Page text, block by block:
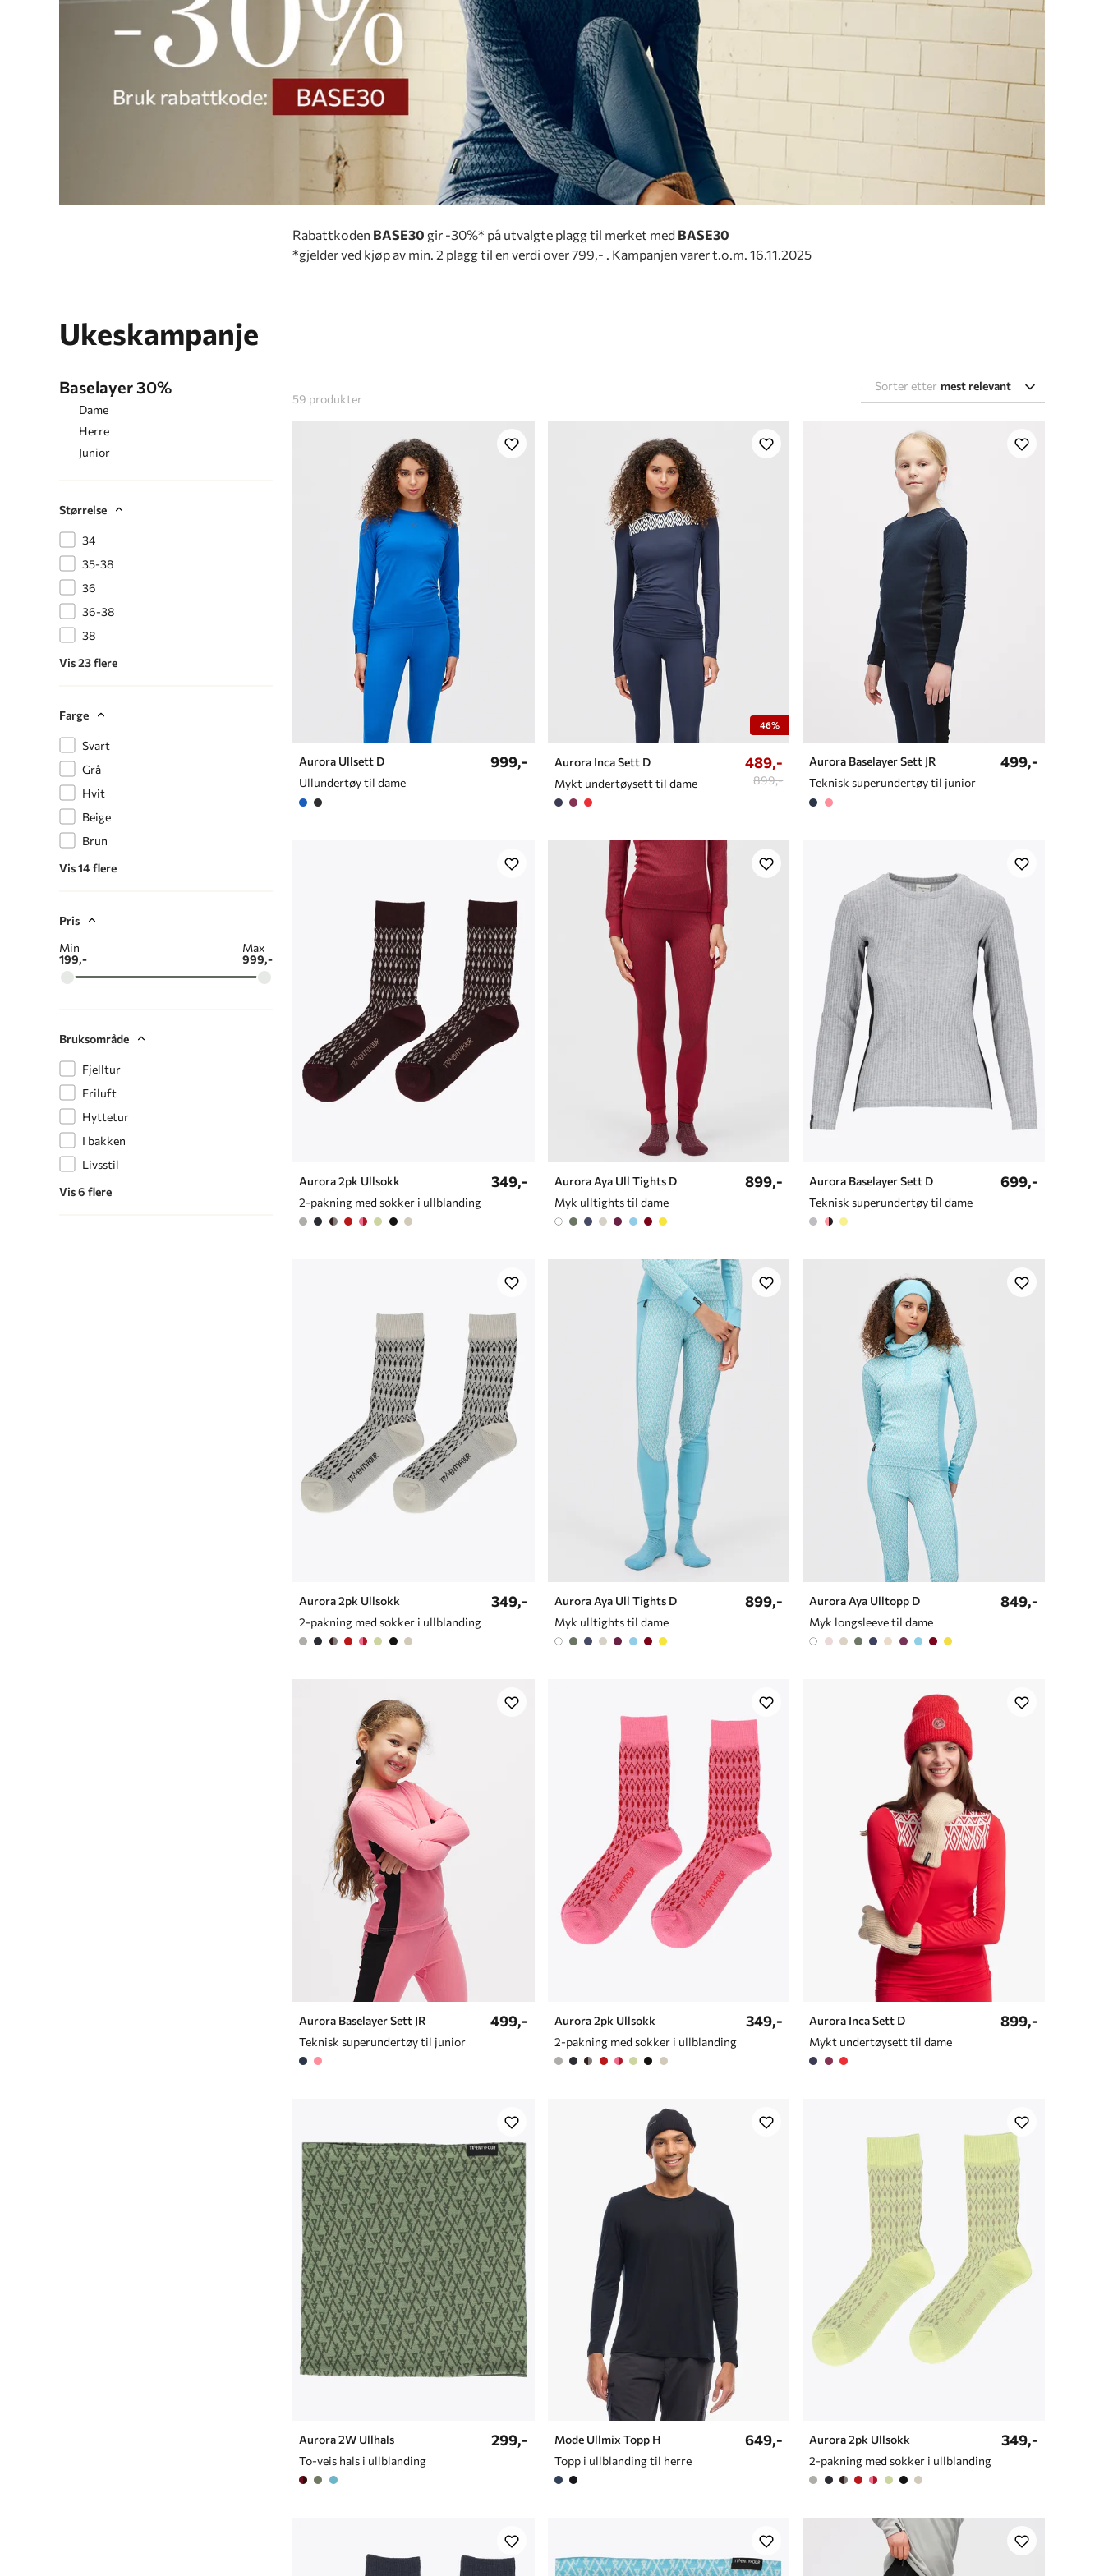
Rabattkoden BASE30 gir -30%* på utvalgte plagg til merket med BASE30
*gjelder ved kjøp av min. 2 plagg til en verdi over 799,- . Kampanjen varer t.o.m. 16.11.2025
Ukeskampanje
Baselayer 30%
Dame
Herre
Junior
Størrelse
34
35-38
36
36-38
38
Vis 23 flere
Farge
Svart
Grå
Hvit
Beige
Brun
Vis 14 flere
Pris
Min
199,-
Max
999,-
Bruksområde
Fjelltur
Friluft
Hyttetur
I bakken
Livsstil
Vis 6 flere
59 produkter
Sorter etter mest relevant
Aurora Ullsett D
Ullundertøy til dame
999,-
46%
Aurora Inca Sett D
Mykt undertøysett til dame
489,-
899,-
Aurora Baselayer Sett JR
Teknisk superundertøy til junior
499,-
Aurora 2pk Ullsokk
2-pakning med sokker i ullblanding
349,-
Aurora Aya Ull Tights D
Myk ulltights til dame
899,-
Aurora Baselayer Sett D
Teknisk superundertøy til dame
699,-
Aurora 2pk Ullsokk
2-pakning med sokker i ullblanding
349,-
Aurora Aya Ull Tights D
Myk ulltights til dame
899,-
Aurora Aya Ulltopp D
Myk longsleeve til dame
849,-
Aurora Baselayer Sett JR
Teknisk superundertøy til junior
499,-
Aurora 2pk Ullsokk
2-pakning med sokker i ullblanding
349,-
Aurora Inca Sett D
Mykt undertøysett til dame
899,-
Aurora 2W Ullhals
To-veis hals i ullblanding
299,-
Mode Ullmix Topp H
Topp i ullblanding til herre
649,-
Aurora 2pk Ullsokk
2-pakning med sokker i ullblanding
349,-